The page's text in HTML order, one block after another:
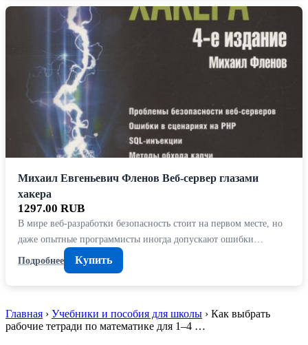
Михаил Евгеньевич Фленов Веб-сервер глазами
хакера
1297.00 RUB
В мире веб-разработки безопасность стоит на первом месте, но
даже опытные программисты иногда допускают ошибки…
Подробнее
Купить
Главная › Учебники и пособия для школы › Как выбрать
рабочие тетради по математике для 1–4 …